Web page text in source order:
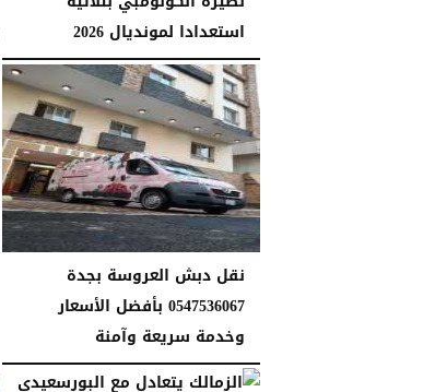
استعدادا لمونديال 2026
الثلاثاء، 31 مارس 2026 12:48 صـ
نقل دبش العروسة بجدة
0547536067 بأفضل الأسعار
وخدمة سريعة وآمنة
الجمعة، 15 مايو 2026 12:17 مـ